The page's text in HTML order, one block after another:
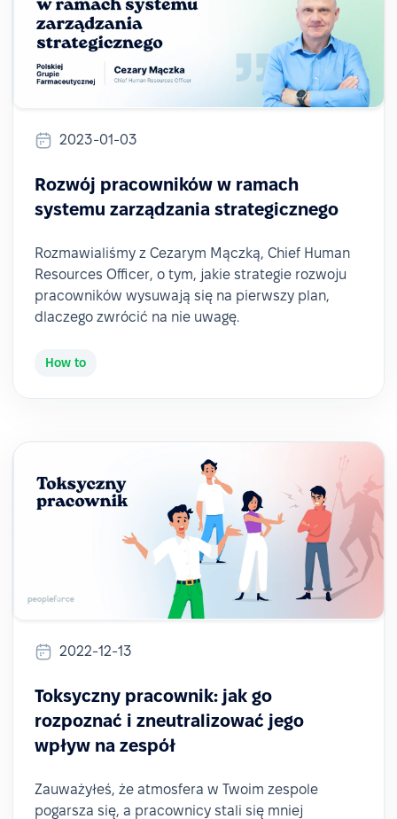
2023-01-03
Rozwój pracowników w ramach
systemu zarządzania strategicznego
Rozmawialiśmy z Cezarym Mączką, Chief Human
Resources Officer, o tym, jakie strategie rozwoju
pracowników wysuwają się na pierwszy plan,
dlaczego zwrócić na nie uwagę.
How to
2022-12-13
Toksyczny pracownik: jak go
rozpoznać i zneutralizować jego
wpływ na zespół
Zauważyłeś, że atmosfera w Twoim zespole
pogarsza się, a pracownicy stali się mniej